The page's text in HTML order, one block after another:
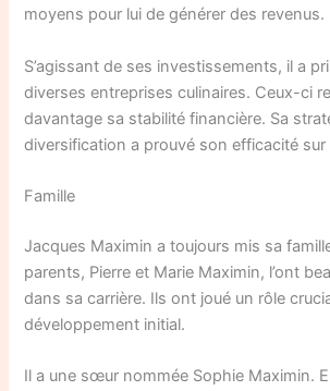
moyens pour lui de générer des revenus.
S’agissant de ses investissements, il a
diverses entreprises culinaires. Ceux-ci
davantage sa stabilité financière. Sa
diversification a prouvé son efficacité sur
Famille
Jacques Maximin a toujours mis sa
parents, Pierre et Marie Maximin, l’ont
dans sa carrière. Ils ont joué un rôle
développement initial.
Il a une sœur nommée Sophie Maximin.